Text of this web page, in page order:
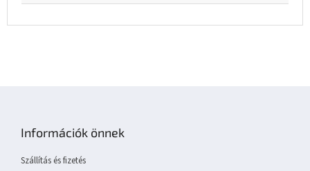
Információk önnek
Szállítás és fizetés